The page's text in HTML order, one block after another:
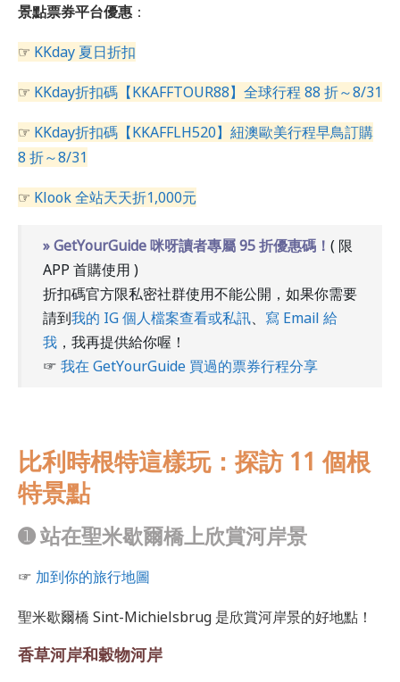
景點票券平台優惠 ：
☞ KKday 夏日折扣
☞ KKday折扣碼【KKAFFTOUR88】全球行程 88 折～8/31
☞ KKday折扣碼【KKAFFLH520】紐澳歐美行程早鳥訂購
8 折～8/31
☞ Klook 全站天天折1,000元
» GetYourGuide 咪呀讀者專屬 95 折優惠碼！ ( 限
APP 首購使用 )
折扣碼官方限私密社群使用不能公開，如果你需要
請到我的 IG 個人檔案查看或私訊、 寫 Email 給
我 ，我再提供給你喔！
☞ 我在 GetYourGuide 買過的票券行程分享
比利時根特這樣玩：探訪 11 個根
特景點
➊ 站在聖米歇爾橋上欣賞河岸景
☞ 加到你的旅行地圖
聖米歇爾橋 Sint-Michielsbrug 是欣賞河岸景的好地點！
香草河岸和穀物河岸